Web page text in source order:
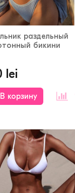
раздельный
бикини
lei
В корзину